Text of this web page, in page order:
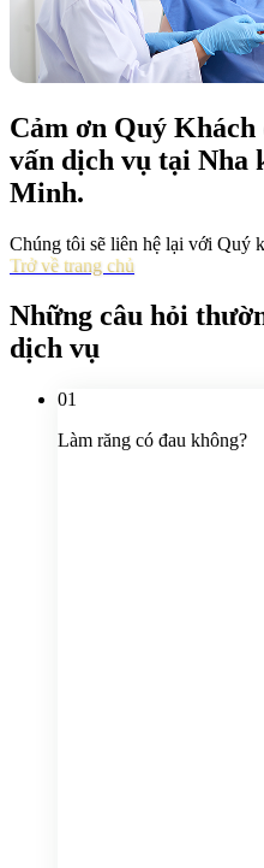
Cảm ơn Quý
vấn dịch vụ tại Nha
Minh.
Chúng tôi sẽ liên hệ lại với Quý
Trở về trang chủ
Những câu hỏi
dịch vụ
01
Làm răng có đau không?